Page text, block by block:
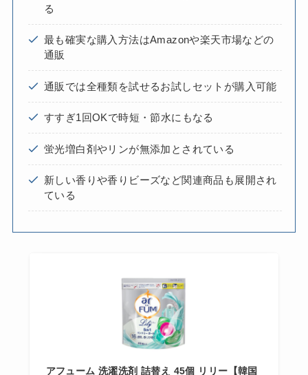
る
最も確実な購入方法はAmazonや楽天市場などの
通販
通販では全種類を試せるお試しセットが購入可能
すすぎ1回OKで時短・節水にもなる
蛍光増白剤やリンが無添加とされている
新しい香りや香りビーズなど関連商品も展開され
ている
アフューム 洗濯洗剤 詰替え 45個 リリー【韓国